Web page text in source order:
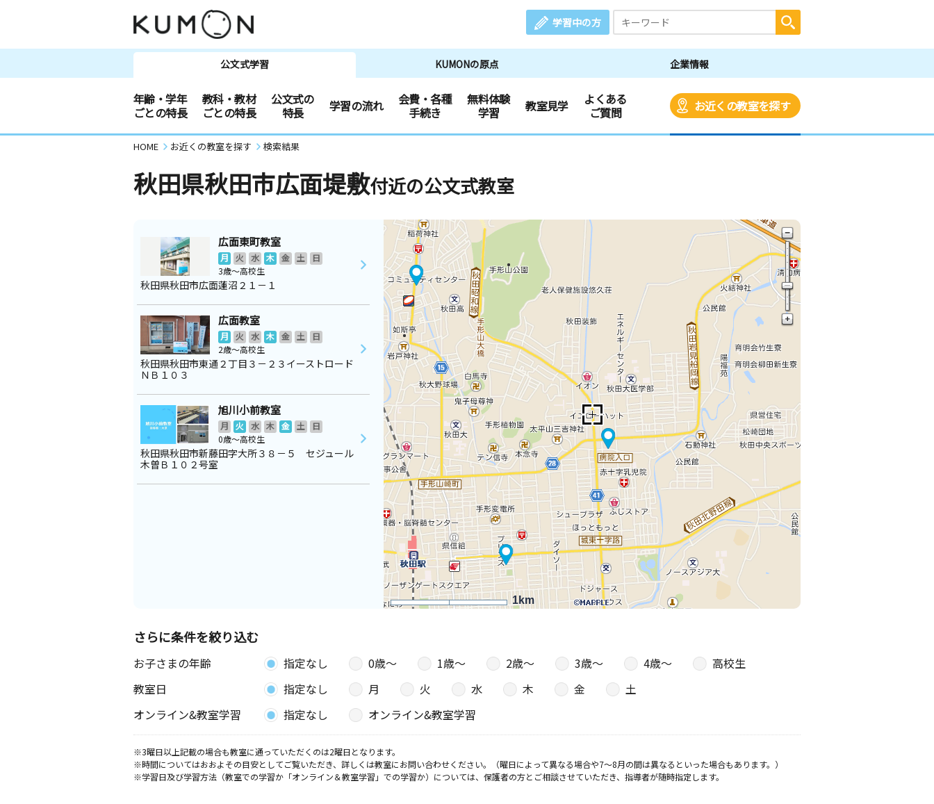
学習中の方
公文式学習 KUMONの原点 企業情報
年齢・学年
ごとの特長
教科・教材
ごとの特長
公文式の
特長
学習の流れ
会費・各種
手続き
無料体験
学習
教室見学
よくある
ご質問
お近くの教室を探す
HOME お近くの教室を探す 検索結果
秋田県秋田市広面堤敷付近の公文式教室
1km
広面東町教室
月 火 水 木 金 土
日
3歳～高校生
秋田県秋田市広面蓮沼２１－１
広面教室
月 火 水 木 金 土
日
2歳～高校生
秋田県秋田市東通２丁目３－２３イーストロード
ＮＢ１０３
旭川小前教室
月 火 水 木 金 土
日
0歳～高校生
秋田県秋田市新藤田字大所３８－５ セジュール
木曽Ｂ１０２号室
さらに条件を絞り込む
お子さまの年齢 指定なし 0歳〜 1歳〜 2歳〜 3歳〜 4歳〜
高校生
教室日
指定なし 月 火 水 木 金
土
オンライン&教室学習
指定なし オンライン&教室学習
※3曜日以上記載の場合も教室に通っていただくのは2曜日となります。
※時間についてはおおよその目安としてご覧いただき、詳しくは教室にお問い合わせください。（曜日によって異なる場合や7～8月の間は異なるといった場合もあります。）
※学習日及び学習方法（教室での学習か「オンライン＆教室学習」での学習か）については、保護者の方とご相談させていただき、指導者が随時指定します。